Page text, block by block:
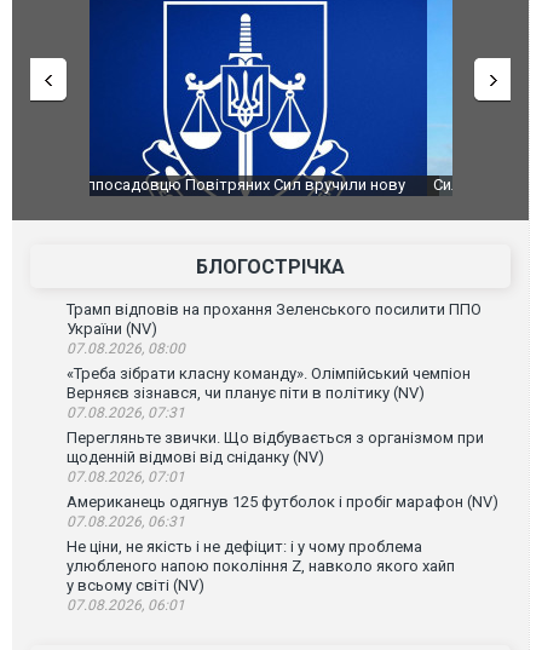
Сили оборони уразили Ярославський НПЗ:
губернатор регіону заявив про наймасштабнішу
атаку. ВІДЕО
Неймар
БЛОГОСТРІЧКА
Трамп відповів на прохання Зеленського посилити ППО
України (NV)
07.08.2026, 08:00
«Треба зібрати класну команду». Олімпійський чемпіон
Верняєв зізнався, чи планує піти в політику (NV)
07.08.2026, 07:31
Перегляньте звички. Що відбувається з організмом при
щоденній відмові від сніданку (NV)
07.08.2026, 07:01
Американець одягнув 125 футболок і пробіг марафон (NV)
07.08.2026, 06:31
Не ціни, не якість і не дефіцит: і у чому проблема
улюбленого напою покоління Z, навколо якого хайп
у всьому світі (NV)
07.08.2026, 06:01